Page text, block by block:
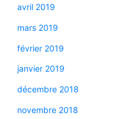
avril 2019
mars 2019
février 2019
janvier 2019
décembre 2018
novembre 2018